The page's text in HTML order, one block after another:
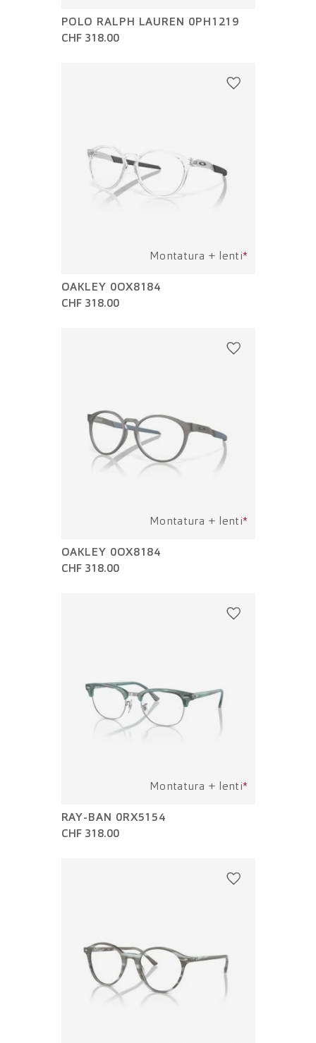
POLO RALPH LAUREN 0PH1219
CHF 318.00
Montatura + lenti*
OAKLEY 0OX8184
CHF 318.00
Montatura + lenti*
OAKLEY 0OX8184
CHF 318.00
Montatura + lenti*
RAY-BAN 0RX5154
CHF 318.00